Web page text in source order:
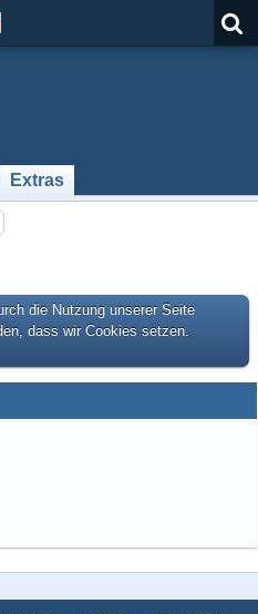
Extras
die Nutzung unserer Seite
dass wir Cookies setzen.